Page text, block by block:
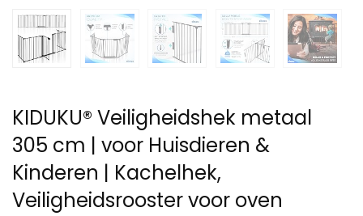
KIDUKU® Veiligheidshek metaal
305 cm | voor Huisdieren &
Kinderen | Kachelhek,
Veiligheidsrooster voor oven